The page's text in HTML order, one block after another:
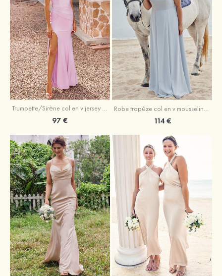
Trumpette/Sirène col en v jersey ras du sol robe de demoiselle d'honneur
97 € 114 €